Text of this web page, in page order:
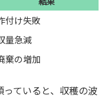
付け失敗
量急減
棄の増加
ていると、収穫の波